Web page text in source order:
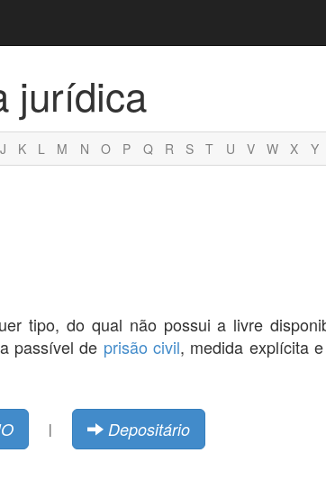
jurídica
J K L M N O P Q R S T U V W X Y
tipo, do qual não possui a livre
passível de prisão civil, medida explícita
| Depositário